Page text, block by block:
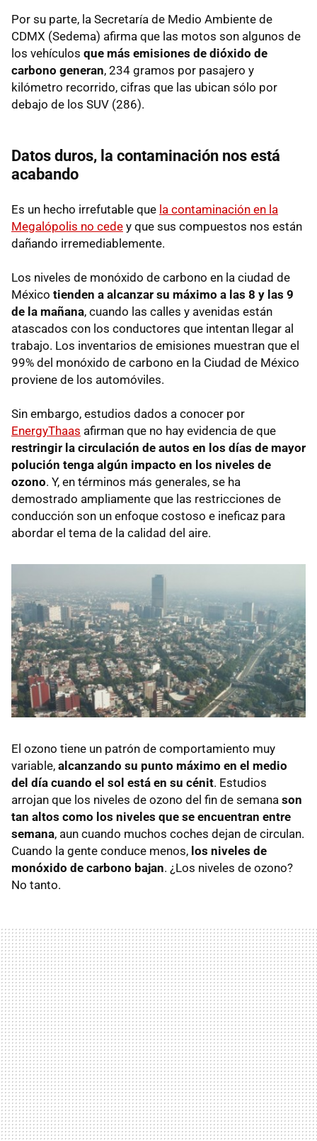
Por su parte, la Secretaría de Medio Ambiente de
CDMX (Sedema) afirma que las motos son algunos de
los vehículos que más emisiones de dióxido de
carbono generan, 234 gramos por pasajero y
kilómetro recorrido, cifras que las ubican sólo por
debajo de los SUV (286).
Datos duros, la contaminación nos está
acabando
Es un hecho irrefutable que la contaminación en la
Megalópolis no cede y que sus compuestos nos están
dañando irremediablemente.
Los niveles de monóxido de carbono en la ciudad de
México tienden a alcanzar su máximo a las 8 y las 9
de la mañana, cuando las calles y avenidas están
atascados con los conductores que intentan llegar al
trabajo. Los inventarios de emisiones muestran que el
99% del monóxido de carbono en la Ciudad de México
proviene de los automóviles.
Sin embargo, estudios dados a conocer por
EnergyThaas afirman que no hay evidencia de que
restringir la circulación de autos en los días de mayor
polución tenga algún impacto en los niveles de
ozono. Y, en términos más generales, se ha
demostrado ampliamente que las restricciones de
conducción son un enfoque costoso e ineficaz para
abordar el tema de la calidad del aire.
El ozono tiene un patrón de comportamiento muy
variable, alcanzando su punto máximo en el medio
del día cuando el sol está en su cénit. Estudios
arrojan que los niveles de ozono del fin de semana son
tan altos como los niveles que se encuentran entre
semana, aun cuando muchos coches dejan de circulan.
Cuando la gente conduce menos, los niveles de
monóxido de carbono bajan. ¿Los niveles de ozono?
No tanto.